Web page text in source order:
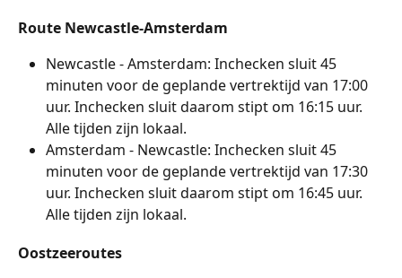
Route Newcastle-Amsterdam
Newcastle - Amsterdam: Inchecken sluit 45
minuten voor de geplande vertrektijd van 17:00
uur. Inchecken sluit daarom stipt om 16:15 uur.
Alle tijden zijn lokaal.
Amsterdam - Newcastle: Inchecken sluit 45
minuten voor de geplande vertrektijd van 17:30
uur. Inchecken sluit daarom stipt om 16:45 uur.
Alle tijden zijn lokaal.
Oostzeeroutes